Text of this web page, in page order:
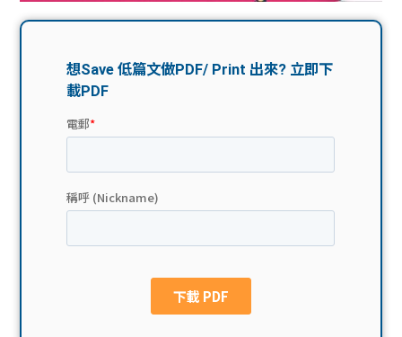
學生
大學
費貸
工推
搵工
Gui
Exc
福利
nce
校園
我們